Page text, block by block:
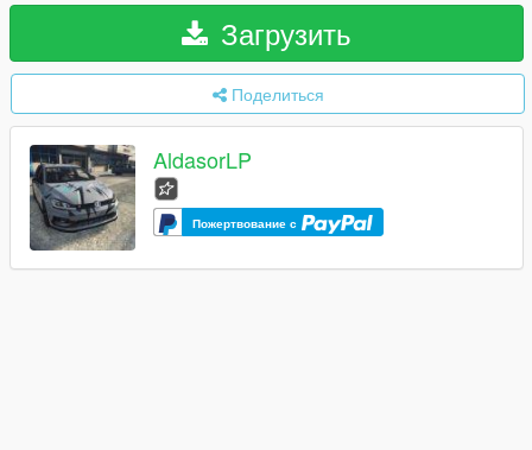
Загрузить
Поделиться
AldasorLP
Пожертвование с